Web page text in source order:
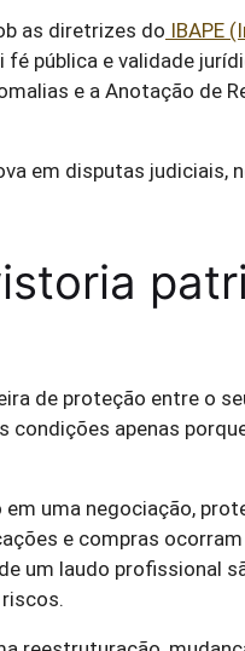
as diretrizes do IBAPE
fé pública e validade
e a Anotação de
em disputas
de proteção entre o
condições apenas
uma negociação,
e compras
um laudo profissional